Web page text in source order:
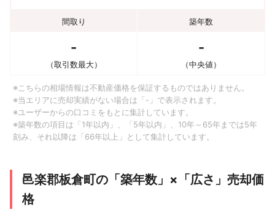
間取り 築年数
-
（取引数最大）
-
（中央値）
※こちらの相場情報は不動産価格を保証するものではありません。
※当エリアに売却実績がない場合は「-」で表示されます。
※ユーザーからの口コミをもとに集計しています。
※築年数の項目は「1年以内」、「5年以内」、10年～65年までは5年
刻み、それ以降は「66年以上」として集計しています。
邑楽郡板倉町の「築年数」×「広さ」売却価
格